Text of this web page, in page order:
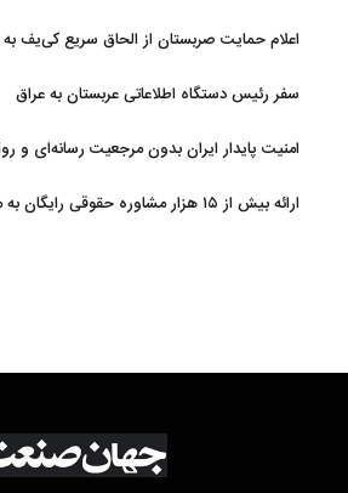
اعلام حمایت صربستان از الحاق سریع کی‌یف به
سفر رئیس دستگاه اطلاعاتی عربستان به عراق
امنیت پایدار ایران بدون مرجعیت رسانه‌ای
ارائه بیش از ۱۵ هزار مشاوره حقوقی